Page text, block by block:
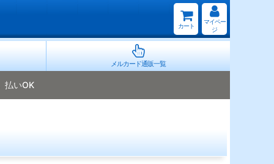
カート
マイペー
ジ
メルカード通販一覧
払いOK